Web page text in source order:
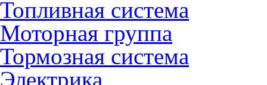
Топливная система
Моторная группа
Тормозная система
Электрика